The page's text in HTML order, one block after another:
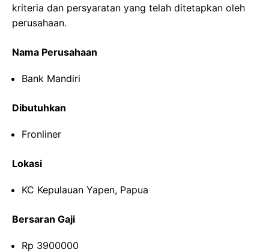
kriteria dan persyaratan yang telah ditetapkan oleh
perusahaan.
Nama Perusahaan
Bank Mandiri
Dibutuhkan
Fronliner
Lokasi
KC Kepulauan Yapen, Papua
Bersaran Gaji
Rp 3900000